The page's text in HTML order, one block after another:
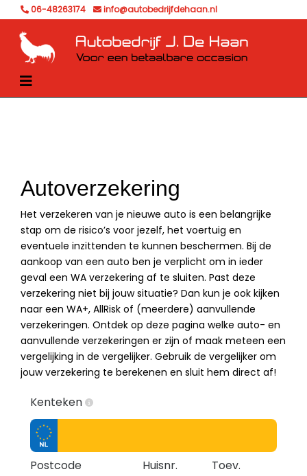
06-48263174 info@autobedrijfdehaan.nl
Autoverzekering
Het verzekeren van je nieuwe auto is een belangrijke
stap om de risico’s voor jezelf, het voertuig en
eventuele inzittenden te kunnen beschermen. Bij de
aankoop van een auto ben je verplicht om in ieder
geval een WA verzekering af te sluiten. Past deze
verzekering niet bij jouw situatie? Dan kun je ook kijken
naar een WA+, AllRisk of (meerdere) aanvullende
verzekeringen. Ontdek op deze pagina welke auto- en
aanvullende verzekeringen er zijn of maak meteen een
vergelijking in de vergelijker. Gebruik de vergelijker om
jouw verzekering te berekenen en sluit hem direct af!
Kenteken
Postcode Huisnr. Toev.